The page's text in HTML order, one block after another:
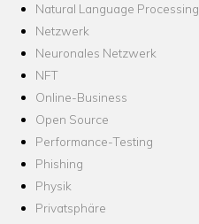
Natural Language Processing
Netzwerk
Neuronales Netzwerk
NFT
Online-Business
Open Source
Performance-Testing
Phishing
Physik
Privatsphäre